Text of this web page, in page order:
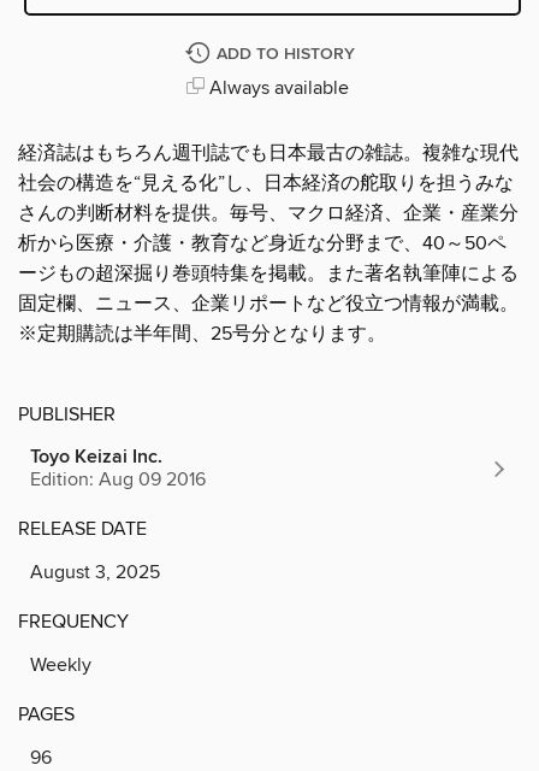
ADD TO HISTORY
Always available
経済誌はもちろん週刊誌でも日本最古の雑誌。複雑な現代
社会の構造を“見える化”し、日本経済の舵取りを担うみな
さんの判断材料を提供。毎号、マクロ経済、企業・産業分
析から医療・介護・教育など身近な分野まで、40～50ペ
ージもの超深掘り巻頭特集を掲載。また著名執筆陣による
固定欄、ニュース、企業リポートなど役立つ情報が満載。
※定期購読は半年間、25号分となります。
PUBLISHER
Toyo Keizai Inc.
Edition: Aug 09 2016
RELEASE DATE
August 3, 2025
FREQUENCY
Weekly
PAGES
96